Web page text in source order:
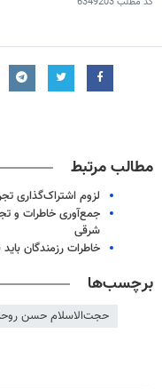
مطالب مرتبط
لزوم اشتراک‌گذاری
جمع‌آوری خاطرات و
شرقی
خاطرات رزمندگان
برچسب‌ها
حجت‌الاسلام حسن